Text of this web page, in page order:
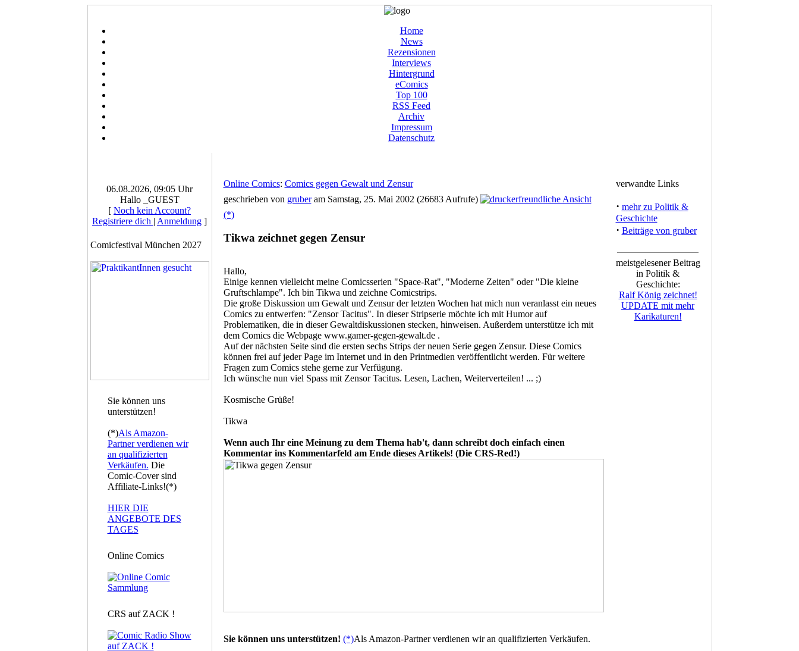
Home
News
Rezensionen
Interviews
Hintergrund
eComics
Top 100
RSS Feed
Archiv
Impressum
Datenschutz
06.08.2026, 09:05 Uhr
Hallo _GUEST
[ Noch kein Account?
Registriere dich | Anmeldung ]
Comicfestival München 2027
Sie können uns
unterstützen!
(*)Als Amazon-
Partner verdienen wir
an qualifizierten
Verkäufen. Die
Comic-Cover sind
Affiliate-Links!(*)
HIER DIE
ANGEBOTE DES
TAGES
Online Comics
CRS auf ZACK !
Online Comics: Comics gegen Gewalt und Zensur
geschrieben von gruberam Samstag, 25. Mai 2002 (26683 Aufrufe)
(*)
Tikwa zeichnet gegen Zensur
Hallo,
Einige kennen vielleicht meine Comicsserien "Space-Rat", "Moderne Zeiten" oder "Die kleine
Gruftschlampe". Ich bin Tikwa und zeichne Comicstrips.
Die große Diskussion um Gewalt und Zensur der letzten Wochen hat mich nun veranlasst ein neues
Comics zu entwerfen: "Zensor Tacitus". In dieser Stripserie möchte ich mit Humor auf
Problematiken, die in dieser Gewaltdiskussionen stecken, hinweisen. Außerdem unterstütze ich mit
dem Comics die Webpage www.gamer-gegen-gewalt.de .
Auf der nächsten Seite sind die ersten sechs Strips der neuen Serie gegen Zensur. Diese Comics
können frei auf jeder Page im Internet und in den Printmedien veröffentlicht werden. Für weitere
Fragen zum Comics stehe gerne zur Verfügung.
Ich wünsche nun viel Spass mit Zensor Tacitus. Lesen, Lachen, Weiterverteilen! ... ;)
Kosmische Grüße!
Tikwa
Wenn auch Ihr eine Meinung zu dem Thema hab't, dann schreibt doch einfach einen
Kommentar ins Kommentarfeld am Ende dieses Artikels! (Die CRS-Red!)
Sie können uns unterstützen! (*)Als Amazon-Partner verdienen wir an qualifizierten Verkäufen.
verwandte Links
· mehr zu Politik &
Geschichte
· Beiträge von gruber
meistgelesener Beitrag
in Politik &
Geschichte:
Ralf König zeichnet!
UPDATE mit mehr
Karikaturen!